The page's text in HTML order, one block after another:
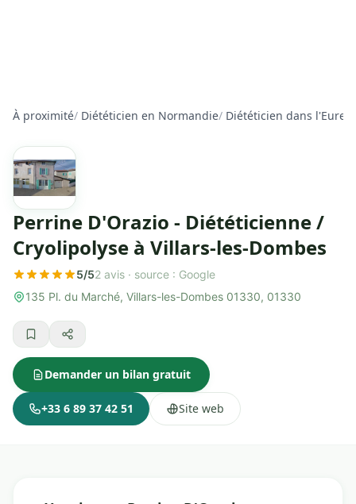
À proximité/ Diététicien en Normandie/ Diététicien dans l'Eure
Perrine D'Orazio - Diététicienne /
Cryolipolyse à Villars-les-Dombes
5/52 avis · source : Google
135 Pl. du Marché, Villars-les-Dombes 01330, 01330
Demander un bilan gratuit
+33 6 89 37 42 51 Site web